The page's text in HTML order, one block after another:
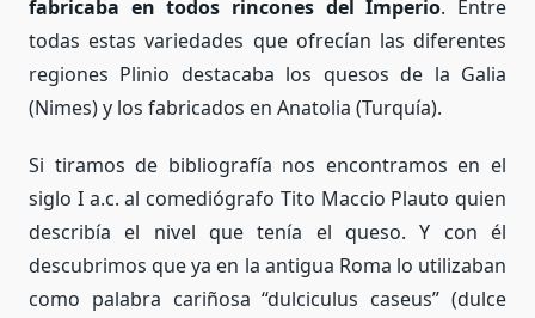
fabricaba en todos rincones del Imperio. Entre
todas estas variedades que ofrecían las diferentes
regiones Plinio destacaba los quesos de la Galia
(Nimes) y los fabricados en Anatolia (Turquía).
Si tiramos de bibliografía nos encontramos en el
siglo I a.c. al comediógrafo Tito Maccio Plauto quien
describía el nivel que tenía el queso. Y con él
descubrimos que ya en la antigua Roma lo utilizaban
como palabra cariñosa “dulciculus caseus” (dulce